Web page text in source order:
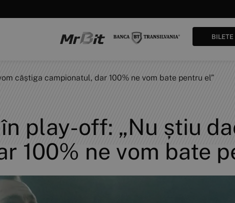
BILETE
câștiga campionatul, dar 100% ne vom bate pentru el”
play-off: „Nu știu
100% ne vom bate